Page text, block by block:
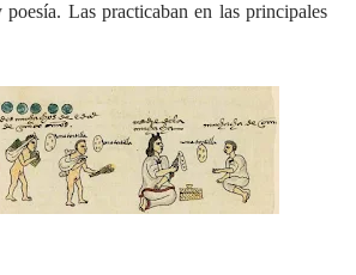
Las practicaban en las principales